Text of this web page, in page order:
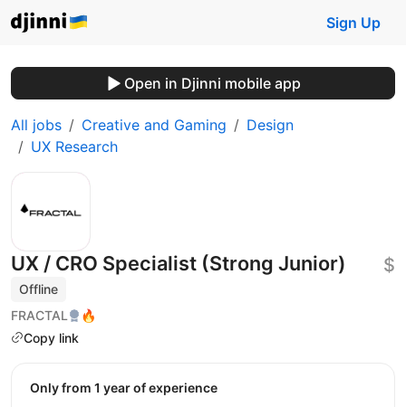
Sign Up
Open in Djinni mobile app
All jobs Creative and Gaming
Design
UX Research
UX / CRO Specialist (Strong Junior)
Offline
FRACTAL
🔥
Copy link
$
Only from 1 year of experience